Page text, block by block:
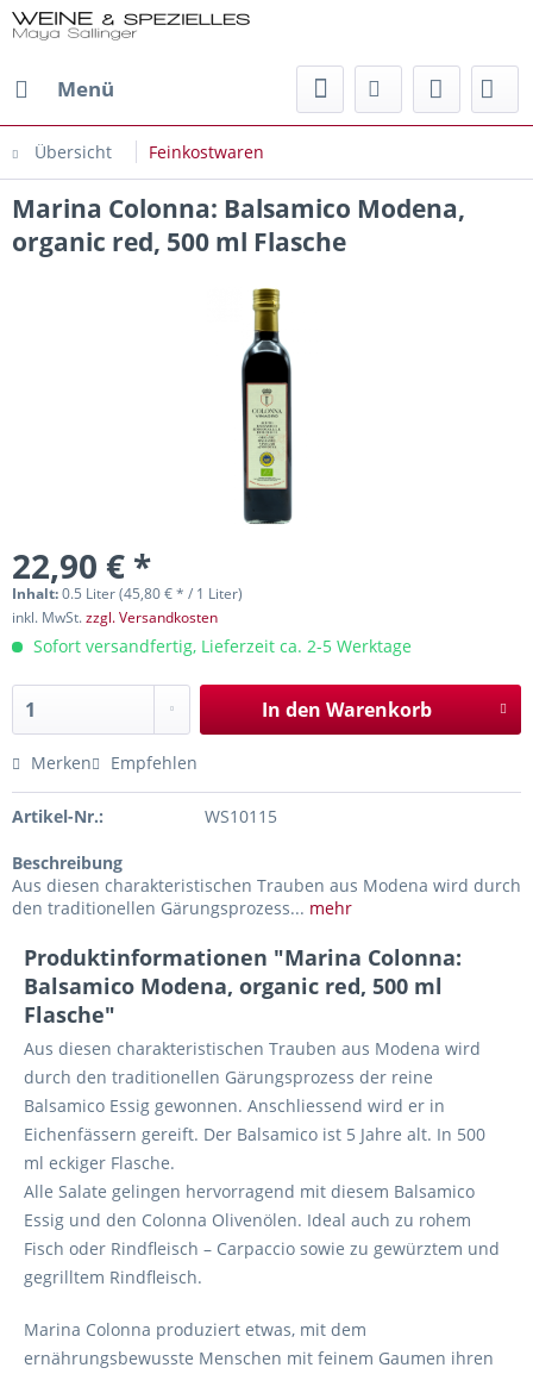
Menü
Übersicht Feinkostwaren
Marina Colonna: Balsamico Modena,
organic red, 500 ml Flasche
22,90 € *
Inhalt:0.5 Liter (45,80 € * / 1 Liter)
inkl. MwSt.zzgl. Versandkosten
Sofort versandfertig, Lieferzeit ca. 2-5 Werktage
In den Warenkorb
Merken Empfehlen
Artikel-Nr.: WS10115
Beschreibung
Aus diesen charakteristischen Trauben aus Modena wird durch
den traditionellen Gärungsprozess... mehr
Produktinformationen "Marina Colonna:
Balsamico Modena, organic red, 500 ml
Flasche"
Aus diesen charakteristischen Trauben aus Modena wird
durch den traditionellen Gärungsprozess der reine
Balsamico Essig gewonnen. Anschliessend wird er in
Eichenfässern gereift. Der Balsamico ist 5 Jahre alt. In 500
ml eckiger Flasche.
Alle Salate gelingen hervorragend mit diesem Balsamico
Essig und den Colonna Olivenölen. Ideal auch zu rohem
Fisch oder Rindfleisch – Carpaccio sowie zu gewürztem und
gegrilltem Rindfleisch.
Marina Colonna produziert etwas, mit dem
ernährungsbewusste Menschen mit feinem Gaumen ihren